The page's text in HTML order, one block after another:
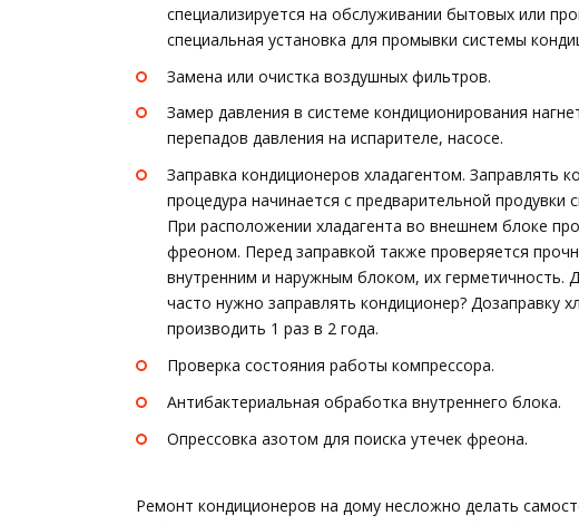
специализируется на обслуживании бытовых или
специальная установка для промывки системы
Замена или очистка воздушных фильтров.
Замер давления в системе кондиционирования
перепадов давления на испарителе, насосе.
Заправка кондиционеров хладагентом. Заправлять
процедура начинается с предварительной
При расположении хладагента во внешнем блоке
фреоном. Перед заправкой также проверяется
внутренним и наружным блоком, их герметичность.
часто нужно заправлять кондиционер? Дозаправку
производить 1 раз в 2 года.
Проверка состояния работы компрессора.
Антибактериальная обработка внутреннего блока.
Опрессовка азотом для поиска утечек фреона.
Ремонт кондиционеров на дому несложно делать